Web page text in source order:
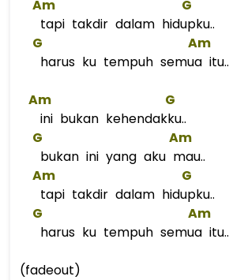
Am
G
tapi takdir dalam hidupku..
G
Am
harus ku tempuh semua itu..
Am
G
ini bukan kehendakku..
G
Am
bukan ini yang aku mau..
Am
G
tapi takdir dalam hidupku..
G
Am
harus ku tempuh semua itu..
(fadeout)